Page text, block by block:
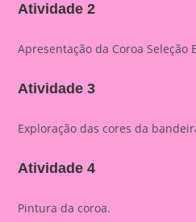
Atividade 2
Apresentação da Coroa Seleção
Atividade 3
Exploração das cores da
Atividade 4
Pintura da coroa.